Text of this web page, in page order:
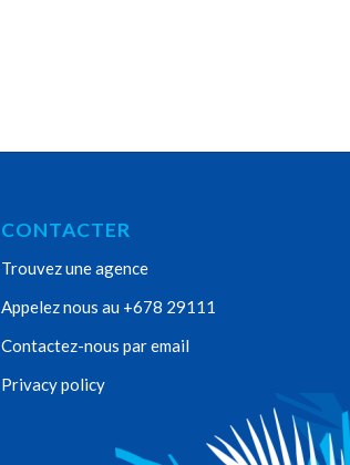
CONTACTER
Trouvez une agence
Appelez nous au +678 29111
Contactez-nous par email
Privacy policy